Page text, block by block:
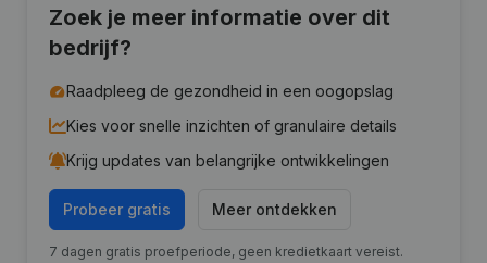
Zoek je meer informatie over dit
bedrijf?
Raadpleeg de gezondheid in een oogopslag
Kies voor snelle inzichten of granulaire details
Krijg updates van belangrijke ontwikkelingen
Probeer gratis Meer ontdekken
7 dagen gratis proefperiode, geen kredietkaart vereist.